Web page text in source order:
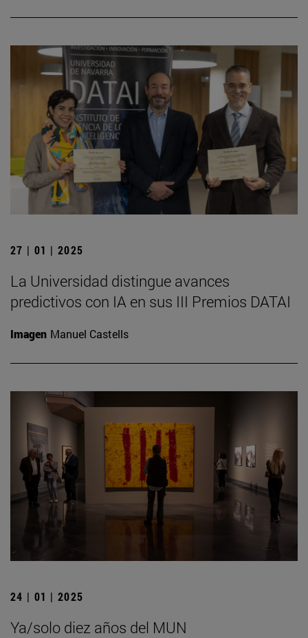
27 | 01 | 2025
La Universidad distingue avances
predictivos con IA en sus III Premios DATAI
Imagen Manuel Castells
24 | 01 | 2025
Ya/solo diez años del MUN